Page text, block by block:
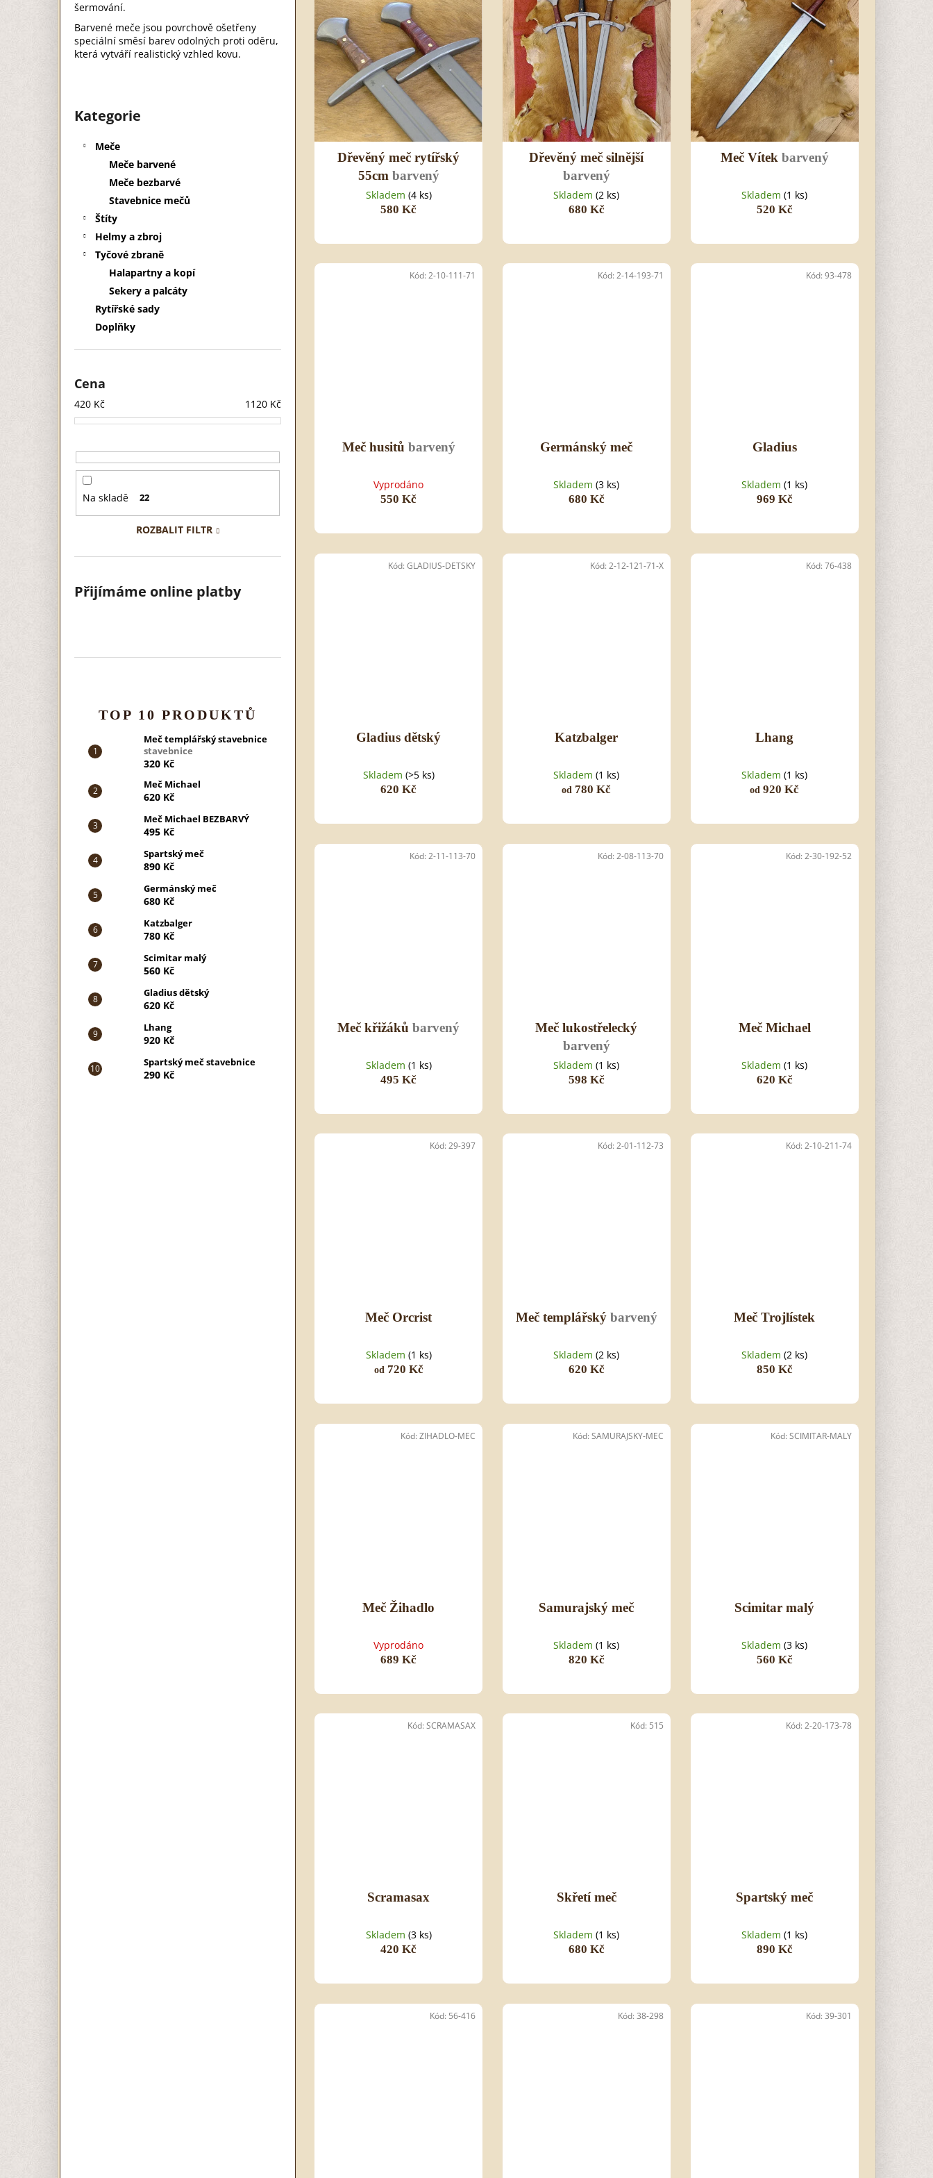
šermování.
Barvené meče jsou povrchově ošetřeny
speciální směsí barev odolných proti oděru,
která vytváří realistický vzhled kovu.
Přeskočit
kategorie
Kategorie
Meče
Meče barvené
Meče bezbarvé
Stavebnice mečů
Štíty
Helmy a zbroj
Tyčové zbraně
Halapartny a kopí
Sekery a palcáty
Rytířské sady
Doplňky
Cena
420 Kč 1120 Kč
Na skladě 22
ROZBALIT FILTR
Přijímáme online platby
TOP 10 PRODUKTŮ
Meč templářský stavebnice
stavebnice
320 Kč
Meč Michael
620 Kč
Meč Michael BEZBARVÝ
495 Kč
Spartský meč
890 Kč
Germánský meč
680 Kč
Katzbalger
780 Kč
Scimitar malý
560 Kč
Gladius dětský
620 Kč
Lhang
920 Kč
Spartský meč stavebnice
290 Kč
o
d
u
k
t
ů
s
p
r
o
d
u
k
t
ů
Dřevěný meč rytířský
55cm barvený
Skladem (4 ks)
580 Kč
Dřevěný meč silnější
barvený
Skladem(2 ks)
680 Kč
Meč Vítek barvený
Skladem(1 ks)
520 Kč
Meč husitů barvený
Vyprodáno
550 Kč
Kód:2-10-111-71
Germánský meč
Skladem(3 ks)
680 Kč
Kód: 2-14-193-71
Gladius
Skladem(1 ks)
969 Kč
Kód: 93-478
Gladius dětský
Skladem (>5 ks)
620 Kč
Kód:GLADIUS-DETSKY
Katzbalger
Skladem(1 ks)
od 780 Kč
Kód: 2-12-121-71-X
Lhang
Skladem(1 ks)
od 920 Kč
Kód: 76-438
Meč křižákůbarvený
Skladem (1 ks)
495 Kč
Kód: 2-11-113-70
Meč lukostřelecký
barvený
Skladem(1 ks)
598 Kč
Kód: 2-08-113-70
Meč Michael
Skladem(1 ks)
620 Kč
Kód: 2-30-192-52
Meč Orcrist
Skladem (1 ks)
od720 Kč
Kód:29-397
Meč templářský barvený
Skladem(2 ks)
620 Kč
Kód: 2-01-112-73
Meč Trojlístek
Skladem(2 ks)
850 Kč
Kód: 2-10-211-74
Meč Žihadlo
Vyprodáno
689 Kč
Kód:ZIHADLO-MEC
Samurajský meč
Skladem(1 ks)
820 Kč
Kód: SAMURAJSKY-MEC
Scimitar malý
Skladem(3 ks)
560 Kč
Kód: SCIMITAR-MALY
Scramasax
Skladem (3 ks)
420 Kč
Kód:SCRAMASAX
Skřetí meč
Skladem(1 ks)
680 Kč
Kód: 515
Spartský meč
Skladem(1 ks)
890 Kč
Kód: 2-20-173-78
Kód: 56-416 Kód: 38-298 Kód: 39-301
320 Kč
620 Kč 495 Kč